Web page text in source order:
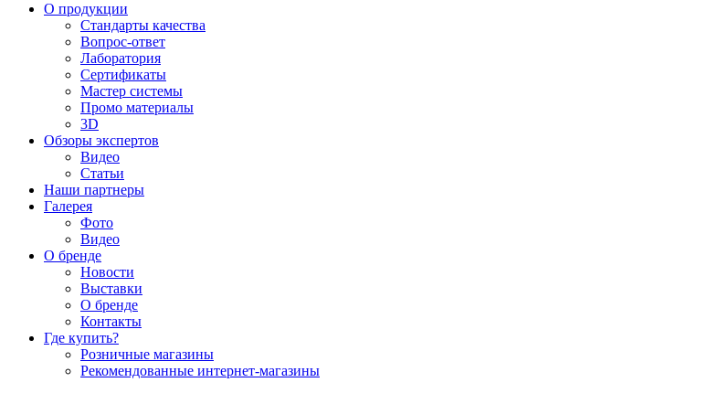
О продукции
Стандарты качества
Вопрос-ответ
Лаборатория
Сертификаты
Мастер системы
Промо материалы
3D
Обзоры экспертов
Видео
Статьи
Наши партнеры
Галерея
Фото
Видео
О бренде
Новости
Выставки
О бренде
Контакты
Где купить?
Розничные магазины
Рекомендованные интернет-магазины